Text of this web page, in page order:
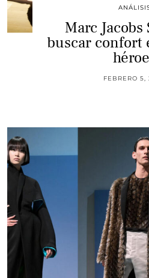
Marc Jacobs
buscar confort
FEBRERO 5,